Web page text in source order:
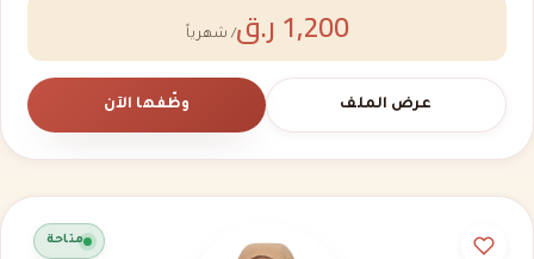
1,200 ر.ق / شهرياً
عرض الملف وظّفها الآن
متاحة